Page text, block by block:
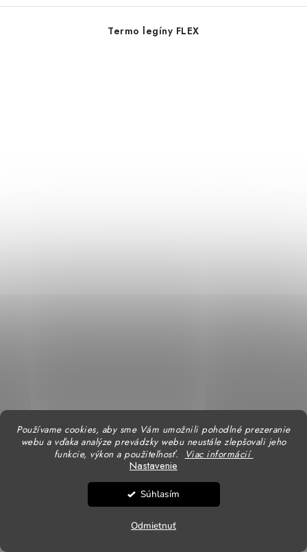
Používame cookies, aby sme Vám umožnili pohodlné prezeranie
webu a vďaka analýze prevádzky webu neustále zlepšovali jeho
funkcie, výkon a použiteľnosť.
Viac informácií
Nastavenie
Odmietnuť
Súhlasím
Termo legíny FLEX
Skladom do 5 dní